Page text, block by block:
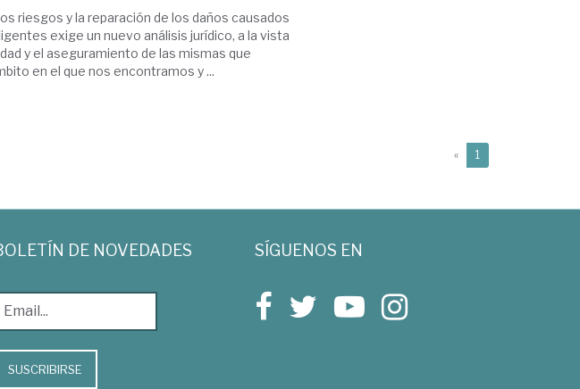
riesgos y la reparación de los daños causados
exige un nuevo análisis jurídico, a la vista
y el aseguramiento de las mismas que
en el que nos encontramos y ...
« 1
DE NOVEDADES
SUSCRIBIRSE
SÍGUENOS EN